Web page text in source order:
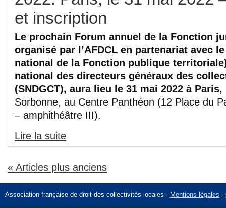
et inscription
Le prochain Forum annuel de la Fonction
organisé par l’AFDCL en partenariat avec
national de la Fonction publique
national des directeurs généraux des
(SNDGCT), aura lieu le 31 mai 2022 à Paris,
Sorbonne, au Centre Panthéon (12 Place du
– amphithéâtre III).
Lire la suite
« Articles plus anciens
Association française de droit des collectivités locales - Mentions légales -